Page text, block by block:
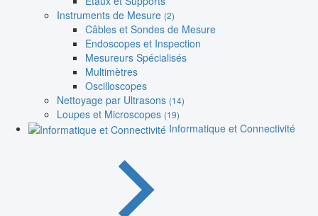
Instruments de Mesure (2)
Câbles et Sondes de Mesure
Endoscopes et Inspection
Mesureurs Spécialisés
Multimètres
Oscilloscopes
Nettoyage par Ultrasons (14)
Loupes et Microscopes (19)
Informatique et Connectivité